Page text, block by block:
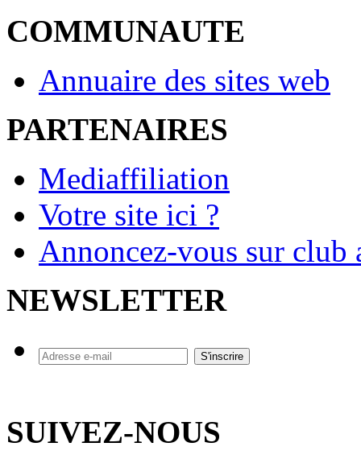
COMMUNAUTE
Annuaire des sites web
PARTENAIRES
Mediaffiliation
Votre site ici ?
Annoncez-vous sur
NEWSLETTER
SUIVEZ-NOUS